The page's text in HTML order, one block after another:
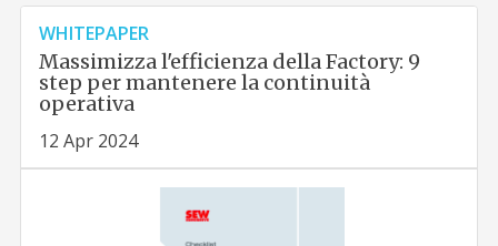
WHITEPAPER
Massimizza l'efficienza della Factory: 9
step per mantenere la continuità
operativa
12 Apr 2024